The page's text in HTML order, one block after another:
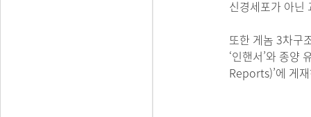
신경세포가 아닌
또한 게놈 3차구
‘인핸서’와 종양
Reports)’에 게